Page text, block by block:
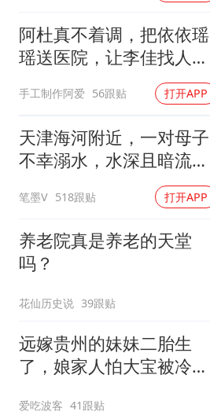
阿杜真不着调，把依依瑶
瑶送医院，让李佳找人看
手工制作阿爱 56跟贴 打开APP
天津海河附近，一对母子
不幸溺水，水深且暗流湍
急，虽然现场人多，但没
人敢下水帮忙
笔墨V 518跟贴 打开APP
养老院真是养老的天堂
吗？
花仙历史说 39跟贴
远嫁贵州的妹妹二胎生
了，娘家人怕大宝被冷
爱吃波客 41跟贴